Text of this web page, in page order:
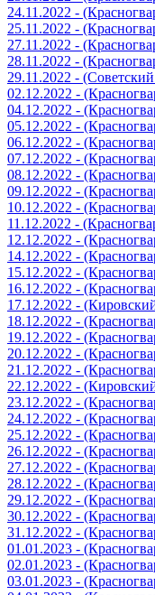
24.11.2022 -
25.11.2022 -
27.11.2022 -
28.11.2022 -
29.11.2022 -
02.12.2022 -
04.12.2022 -
05.12.2022 -
06.12.2022 -
07.12.2022 -
08.12.2022 -
09.12.2022 -
10.12.2022 -
11.12.2022 -
12.12.2022 -
14.12.2022 -
15.12.2022 -
16.12.2022 -
17.12.2022 -
18.12.2022 -
19.12.2022 -
20.12.2022 -
21.12.2022 -
22.12.2022 -
23.12.2022 -
24.12.2022 -
25.12.2022 -
26.12.2022 -
27.12.2022 -
28.12.2022 -
29.12.2022 -
30.12.2022 -
31.12.2022 -
01.01.2023 -
02.01.2023 -
03.01.2023 -